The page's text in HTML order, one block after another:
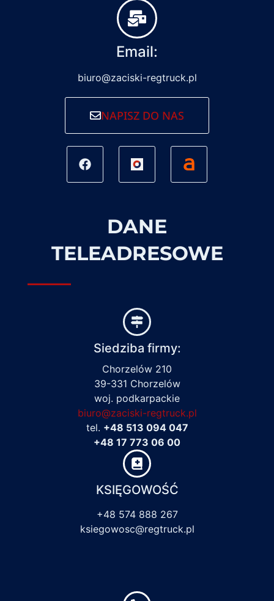
Email:
biuro@zaciski-regtruck.pl
NAPISZ DO NAS
DANE
TELEADRESOWE
Siedziba firmy:
Chorzelów 210
39-331 Chorzelów
woj. podkarpackie
biuro@zaciski-regtruck.pl
tel. +48 513 094 047
+48 17 773 06 00
KSIĘGOWOŚĆ
+48 574 888 267
ksiegowosc@regtruck.pl